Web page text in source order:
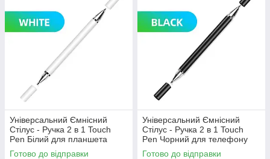
Універсальний Ємнісний
Стілус - Ручка 2 в 1 Touch
Pen Білий для планшета
сенсорного екрану
Готово до відправки
Універсальний Ємнісний
Стілус - Ручка 2 в 1 Touch
Pen Чорний для телефону
сенсорного екрана
Готово до відправки